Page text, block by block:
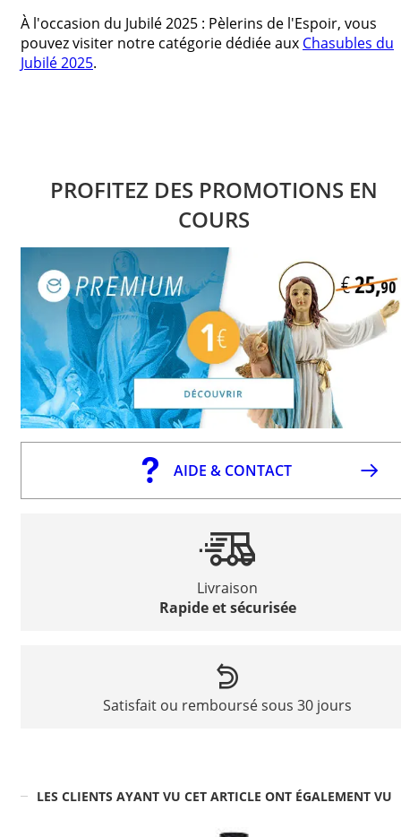
À l'occasion du Jubilé 2025 : Pèlerins de l'Espoir, vous
pouvez visiter notre catégorie dédiée aux Chasubles du
Jubilé 2025.
PROFITEZ DES PROMOTIONS EN
COURS
AIDE & CONTACT
Livraison
Rapide et sécurisée
Satisfait ou remboursé sous 30 jours
LES CLIENTS AYANT VU CET ARTICLE ONT ÉGALEMENT VU